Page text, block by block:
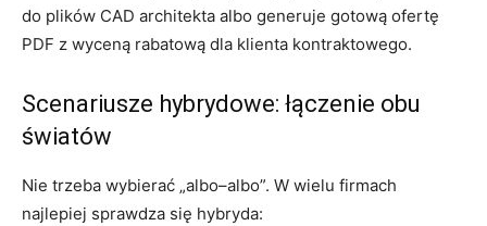
do plików CAD architekta albo generuje gotową ofertę
PDF z wyceną rabatową dla klienta kontraktowego.
Scenariusze hybrydowe: łączenie obu
światów
Nie trzeba wybierać „albo–albo”. W wielu firmach
najlepiej sprawdza się hybryda: